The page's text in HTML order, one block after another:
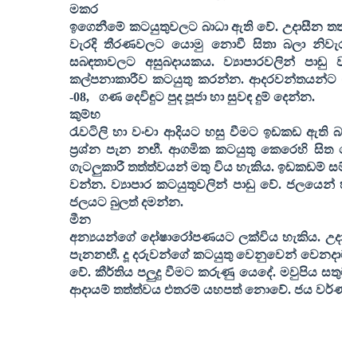
මකර
ඉගෙනීමේ කටයුතුවලට බාධා ඇති වේ. උදාසීන
වැරදි තීරණවලට යොමු නොවී සිතා බලා
සබඳතාවලට අසුබදායකය. ව්‍යාපාරවලින්
කල්පනාකාරීව කටයුතු කරන්න. ආදරවන්තයන්ට
-08,
ගණ දෙවිඳුට පුද පූජා හා සුවඳ දුම් දෙන්න.
කුම්භ
රැවටිලි හා වංචා ආදියට හසු වීමට ඉඩකඩ
ප්‍රශ්න පැන නඟී. ආගමික කටයුතු කෙරෙහි සිත
ගැටලුකාරී තත්ත්වයන් මතු විය හැකිය. ඉඩකඩම්
වන්න. ව්‍යාපාර කටයුතුවලින් පාඩු වේ.
ජලයට බුලත් දමන්න.
මීන
අන්‍යයන්ගේ දෝෂාරෝපණයට ලක්විය හැකිය.
පැනනඟී. දූ දරුවන්ගේ කටයුතු වෙනුවෙන්
වේ. කීර්තිය පලුදු වීමට කරුණු යෙදේ. මවුපිය
ආදායම් තත්ත්වය එතරම් යහපත් නොවේ. ජය